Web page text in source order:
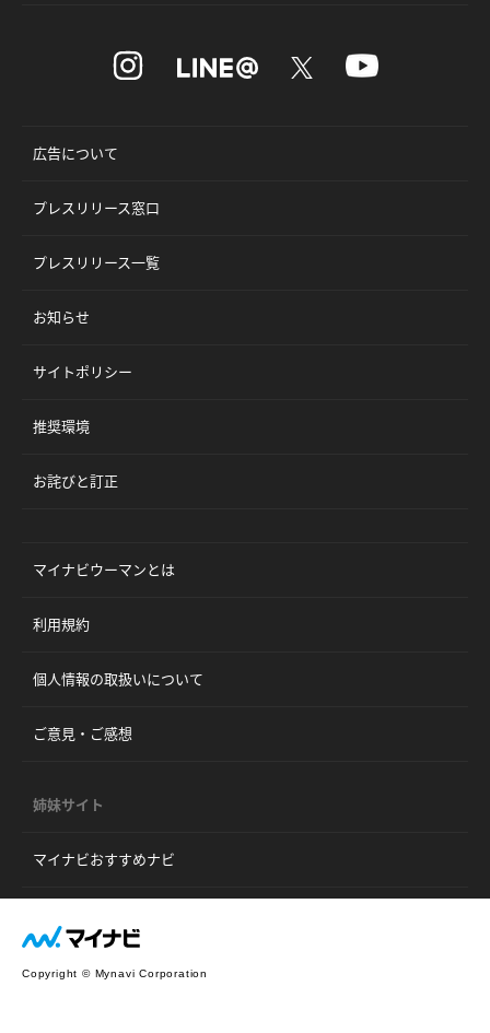
広告について
プレスリリース窓口
プレスリリース一覧
お知らせ
サイトポリシー
推奨環境
お詫びと訂正
マイナビウーマンとは
利用規約
個人情報の取扱いについて
ご意見・ご感想
姉妹サイト
マイナビおすすめナビ
Copyright © Mynavi Corporation